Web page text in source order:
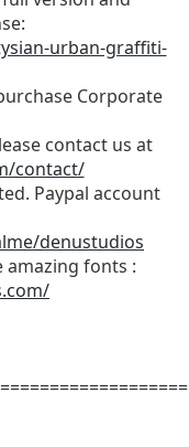
urban-graffiti-
Corporate
contact us at
contact/
Paypal account
denustudios
amazing fonts :